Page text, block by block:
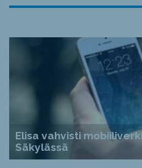
Elisa vahvisti
Säkylässä